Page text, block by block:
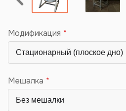
Модификация
Мешалка